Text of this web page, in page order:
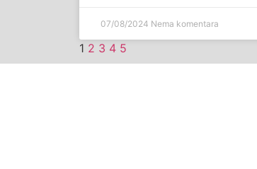
07/08/2024 Nema komentara
1 2 3 4 5